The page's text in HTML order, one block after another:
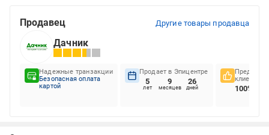
Продавец Другие товары продавца
Дачник
Надежные транзакции
Безопасная оплата
картой
Продает в Эпицентре
5
лет
9
месяцев
26
дней
клиентов
100%